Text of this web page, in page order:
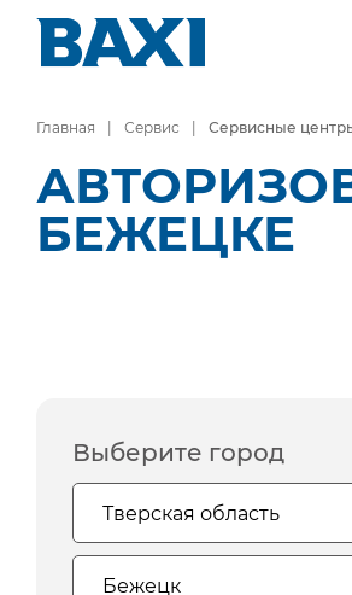
Главная Сервис Сервисные
БЕЖЕЦКЕ
Выберите город